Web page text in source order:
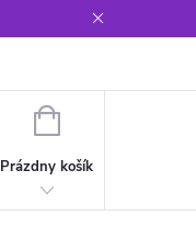
NÁKUPNÝ
Prázdny košík